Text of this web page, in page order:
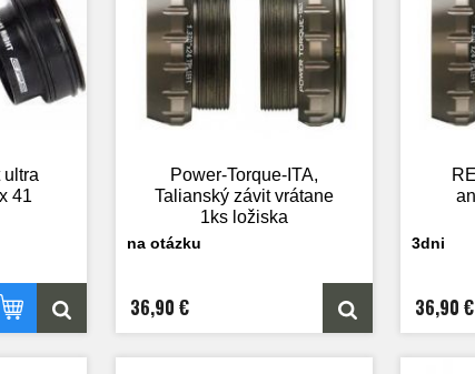
ultra
41
Power-Torque-ITA,
Talianský závit vrátane
1ks ložiska
na otázku
36,90 €
3dni
36,90 €